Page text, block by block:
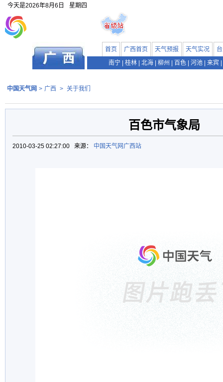
今天是2026年8月6日 星期四
首页 广西首页 天气预报 天气实况
南宁
桂林 北海 柳州 百色 河池 来宾
中国天气网 > 广西 > 关于我们
百色市气象局
2010-03-25 02:27:00 来源： 中国天气网广西站